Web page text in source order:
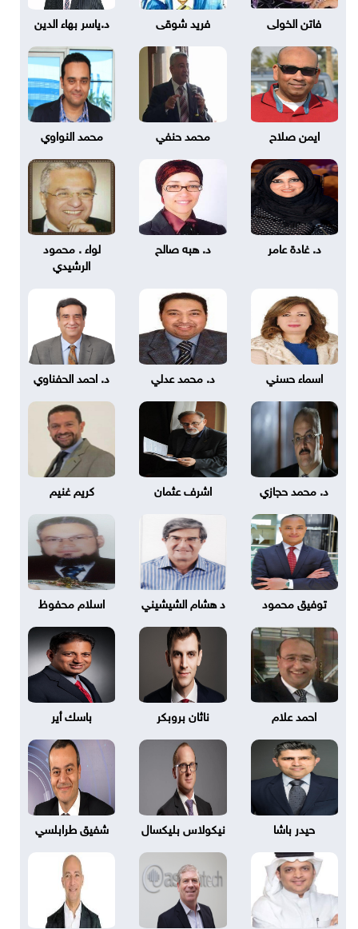
فاتن الخولى فريد شوقى د.ياسر بهاء الدين
ايمن صلاح محمد حنفي محمد النواوي
د. غادة عامر د. هبه صالح
لواء . محمود
الرشيدي
اسماء حسني د. محمد عدلي د. احمد الحفناوي
د. محمد حجازي اشرف عثمان كريم غنيم
توفيق محمود د هشام الشيشيني اسلام محفوظ
احمد علام ناثان بروبكر باسك أير
حيدر باشا نيكولاس بليكسال شفيق طرابلسي